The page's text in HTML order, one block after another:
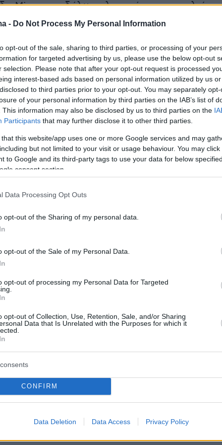
- Do Not Process My Personal Information
opt-out of the sale, sharing to third parties, or processing of your
for targeted advertising by us, please use the below opt-out
selection. Please note that after your opt-out request is processed
interest-based ads based on personal information utilized by us
to third parties prior to your opt-out. You may separately
of your personal information by third parties on the IAB’s list of
This information may also be disclosed by us to third parties on the
Participants that may further disclose it to other third parties.
that this website/app uses one or more Google services and may
but not limited to your visit or usage behaviour. You may
to Google and its third-party tags to use your data for below
consent section.
Data Processing Opt Outs
opt-out of the Sharing of my personal data.
opt-out of the Sale of my Personal Data.
opt-out of processing my Personal Data for Targeted
opt-out of Collection, Use, Retention, Sale, and/or Sharing
Data that Is Unrelated with the Purposes for which it
CONFIRM
Data Deletion Data Access Privacy Policy
Mirror και δήλωσε λυπημένη για το
οποίο εργαζόταν.
που έκλεισε, αλλά, αν δεν
χρήματα για να λειτουργήσει έπρεπε να
εκεί την δουλειά μου επί ένα χρόνο
», δήλωσε η Μέρι Κάμερον και όταν
τον δημοσιογράφο αν έχει μιλήσει στον γιο
απάντησε:«όχι, γιατί δεν ανακατεύομαι».
τοπικού συμβουλίου στην περιοχή του
για παιδιά, αλλά το τοπικό συμβούλιο θα
να βοηθά οικογένειες που έχουν ανάγκη
υπηρεσίες αντίστοιχες των κέντρων για
στοProtothema.gr
(1)
σε μας εδώ δηλαδή...